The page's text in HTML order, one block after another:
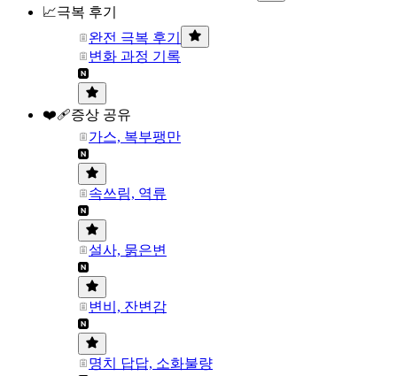
📈극복 후기
완전 극복 후기
변화 과정 기록
❤️‍🩹증상 공유
가스, 복부팽만
속쓰림, 역류
설사, 묽은변
변비, 잔변감
명치 답답, 소화불량